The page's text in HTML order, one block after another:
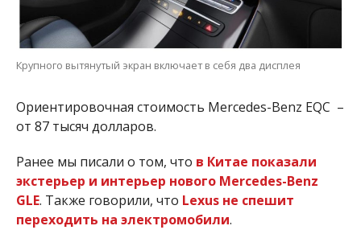
Крупного вытянутый экран включает в себя два дисплея
Ориентировочная стоимость Mercedes-Benz EQC –
от 87 тысяч долларов.
Ранее мы писали о том, что в Китае показали
экстерьер и интерьер нового Mercedes-Benz
GLE. Также говорили, что Lexus не спешит
переходить на электромобили.